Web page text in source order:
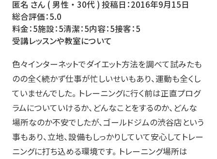
匿名 さん ( 男性 ・ 30代 ) 投稿日：2016年9月15日
総合評価：5.0
料金：5施設：5清潔：5内容：5接客：5
受講レッスンや教室について
色々インターネットでダイエット方法を調べて試みたも
のの全く続かず仕事が忙しいせいもあり、運動も全くし
ていませんでした。 トレーニングに行く前は正直プログ
ラムについていけるか、どんなことをするのか、どんな
場所なのか不安でしたが、ゴールドジムの渋谷店という
事もあり、立地、設備もしっかりしていて安心してトレー
ニングに打ち込める環境です。 トレーニング場所は